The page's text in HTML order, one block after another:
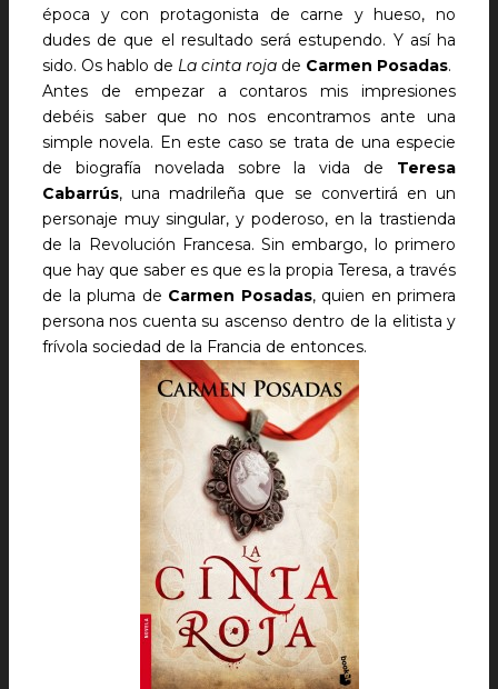
época y con protagonista de carne y hueso, no
dudes de que el resultado será estupendo. Y así ha
sido. Os hablo de La cinta roja de Carmen Posadas.
Antes de empezar a contaros mis impresiones
debéis saber que no nos encontramos ante una
simple novela. En este caso se trata de una especie
de biografía novelada sobre la vida de Teresa
Cabarrús, una madrileña que se convertirá en un
personaje muy singular, y poderoso, en la trastienda
de la Revolución Francesa. Sin embargo, lo primero
que hay que saber es que es la propia Teresa, a través
de la pluma de Carmen Posadas, quien en primera
persona nos cuenta su ascenso dentro de la elitista y
frívola sociedad de la Francia de entonces.